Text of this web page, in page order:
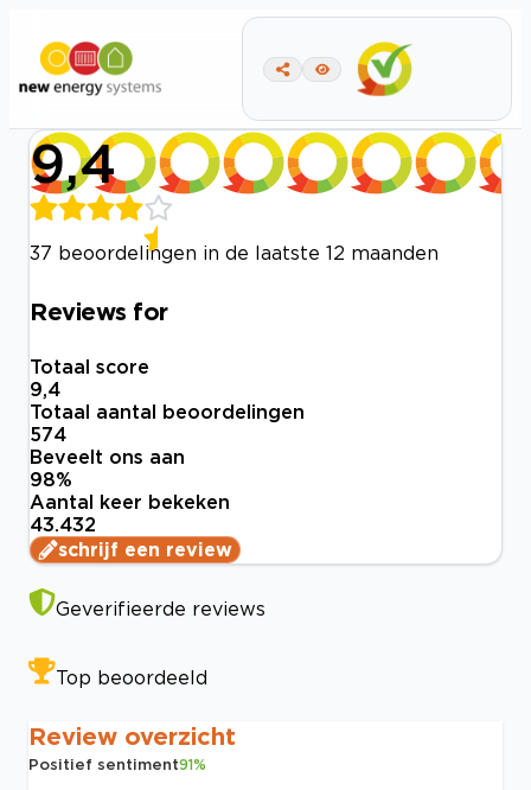
9,4
37 beoordelingen in de laatste 12 maanden
Reviews for
Totaal score
9,4
Totaal aantal beoordelingen
574
Beveelt ons aan
98%
Aantal keer bekeken
43.432
schrijf een review
Geverifieerde reviews
Top beoordeeld
Review overzicht
Positief sentiment91%